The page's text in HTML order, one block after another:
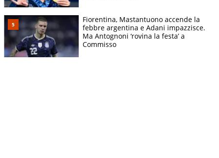
Fiorentina, Mastantuono accende la
febbre argentina e Adani impazzisce.
Ma Antognoni ‘rovina la festa’ a
Commisso